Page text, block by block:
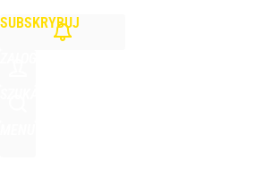
SUBSKRYBUJ
2